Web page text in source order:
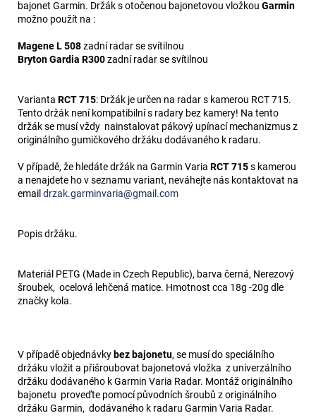
bajonet Garmin. Držák s otočenou bajonetovou vložkou Garmin
možno použít na :
Magene L 508zadní radar se svítilnou
Bryton Gardia R300zadní radar se svítilnou
Varianta RCT 715: Držák je určen na radar s kamerou RCT 715.
Tento držák není kompatibilní s radary bez kamery! Na tento
držák se musí vždy nainstalovat pákový upínací mechanizmus z
originálního gumičkového držáku dodávaného k radaru.
V případě, že hledáte držák na Garmin Varia RCT 715s kamerou
a nenajdete ho v seznamu variant, neváhejte nás kontaktovat na
emaildrzak.garminvaria@gmail.com
Popis držáku.
Materiál PETG (Made in Czech Republic), barva černá, Nerezový
šroubek, ocelová lehčená matice. Hmotnost cca 18g -20g dle
značky kola.
V případě objednávkybez bajonetu, se musí do speciálního
držáku vložit a přišroubovat bajonetová vložka z univerzálního
držáku dodávaného k Garmin Varia Radar. Montáž originálního
bajonetu proveďte pomocí původních šroubů z originálního
držáku Garmin, dodávaného k radaru Garmin Varia Radar.